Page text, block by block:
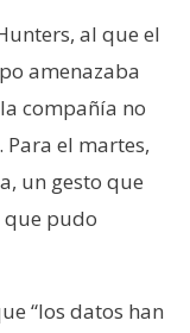
al que el
amenazaba
compañía no
el martes,
un gesto que
que pudo
“los datos han